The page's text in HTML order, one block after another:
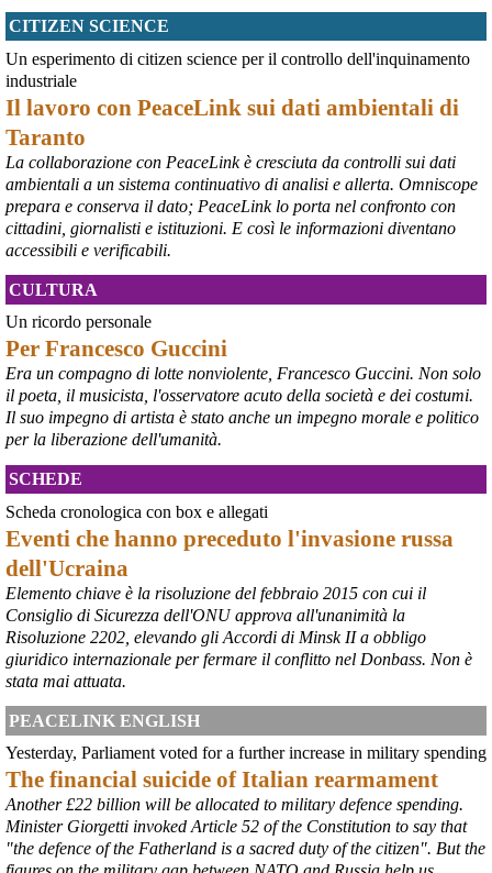
#dirittiglobali #Palestina
@peacelink - 9/8/2026 10:43
Ivrea, 232° Presidio per la Pace di Sabato 8° agosto 2026 - Report
fotografico
pace #pcknews Ivrea
@peacelink - 8/8/2026 9:16
L'OPAC SBN (Online Public Access Catalogue del Servizio
Bibliotecario Nazionale) è il catalogo collettivo che raccoglie il
CITIZEN SCIENCE
Un esperimento di citizen science per il controllo dell'inquinamento
industriale
Il lavoro con PeaceLink sui dati ambientali di
Taranto
La collaborazione con PeaceLink è cresciuta da controlli sui dati
ambientali a un sistema continuativo di analisi e allerta. Omniscope
prepara e conserva il dato; PeaceLink lo porta nel confronto con
cittadini, giornalisti e istituzioni. E così le informazioni diventano
accessibili e verificabili.
CULTURA
Un ricordo personale
Per Francesco Guccini
Era un compagno di lotte nonviolente, Francesco Guccini. Non solo
il poeta, il musicista, l'osservatore acuto della società e dei costumi.
Il suo impegno di artista è stato anche un impegno morale e politico
per la liberazione dell'umanità.
SCHEDE
Scheda cronologica con box e allegati
Eventi che hanno preceduto l'invasione russa
dell'Ucraina
Elemento chiave è la risoluzione del febbraio 2015 con cui il
Consiglio di Sicurezza dell'ONU approva all'unanimità la
Risoluzione 2202, elevando gli Accordi di Minsk II a obbligo
giuridico internazionale per fermare il conflitto nel Donbass. Non è
stata mai attuata.
PEACELINK ENGLISH
Yesterday, Parliament voted for a further increase in military spending
The financial suicide of Italian rearmament
Another £22 billion will be allocated to military defence spending.
Minister Giorgetti invoked Article 52 of the Constitution to say that
"the defence of the Fatherland is a sacred duty of the citizen". But the